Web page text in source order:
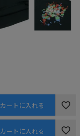
カートに入れる
カートに入れる